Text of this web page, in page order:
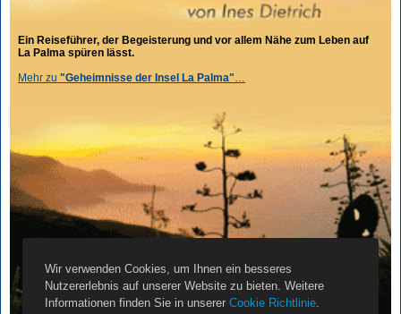
Ein Reiseführer, der Begeisterung und vor allem Nähe zum Leben auf
La Palma spüren lässt.
Mehr zu "Geheimnisse der Insel La Palma"…
Wir verwenden Cookies, um Ihnen ein besseres
Nutzererlebnis auf unserer Website zu bieten. Weitere
Informationen finden Sie in unserer Cookie Richtlinie.